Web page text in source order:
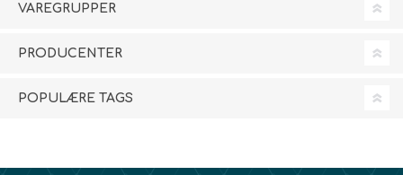
VAREGRUPPER
PRODUCENTER
POPULÆRE TAGS